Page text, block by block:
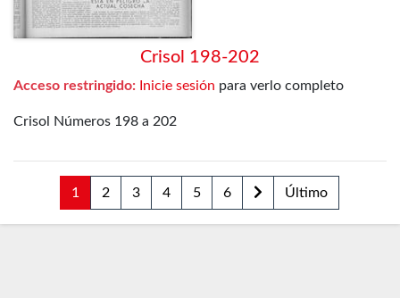
Crisol 198-202
Acceso restringido: Inicie sesión para verlo completo
Crisol Números 198 a 202
1 2 3 4 5 6 Último